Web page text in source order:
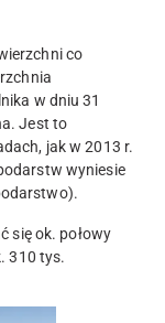
co
w dniu 31
Jest to
jak w 2013 r.
wyniesie
się ok. połowy
310 tys.